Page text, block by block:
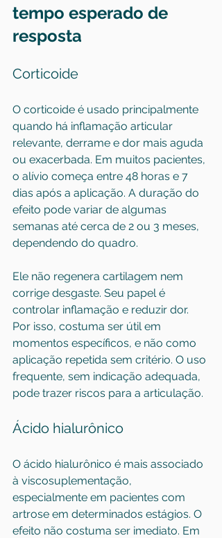
tempo esperado de
resposta
Corticoide
O corticoide é usado principalmente
quando há inflamação articular
relevante, derrame e dor mais aguda
ou exacerbada. Em muitos pacientes,
o alívio começa entre 48 horas e 7
dias após a aplicação. A duração do
efeito pode variar de algumas
semanas até cerca de 2 ou 3 meses,
dependendo do quadro.
Ele não regenera cartilagem nem
corrige desgaste. Seu papel é
controlar inflamação e reduzir dor.
Por isso, costuma ser útil em
momentos específicos, e não como
aplicação repetida sem critério. O uso
frequente, sem indicação adequada,
pode trazer riscos para a articulação.
Ácido hialurônico
O ácido hialurônico é mais associado
à viscosuplementação,
especialmente em pacientes com
artrose em determinados estágios. O
efeito não costuma ser imediato. Em